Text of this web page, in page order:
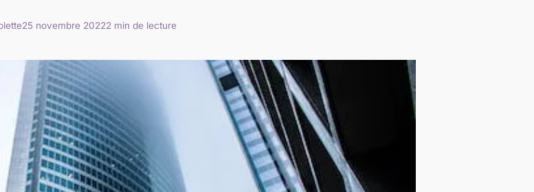
25 novembre 20222 min de lecture